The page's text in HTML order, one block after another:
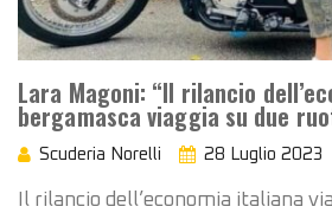
Lara Magoni: “Il rilancio
bergamasca viaggia su due
Scuderia Norelli 28 Luglio 2023
Il rilancio dell’economia italiana